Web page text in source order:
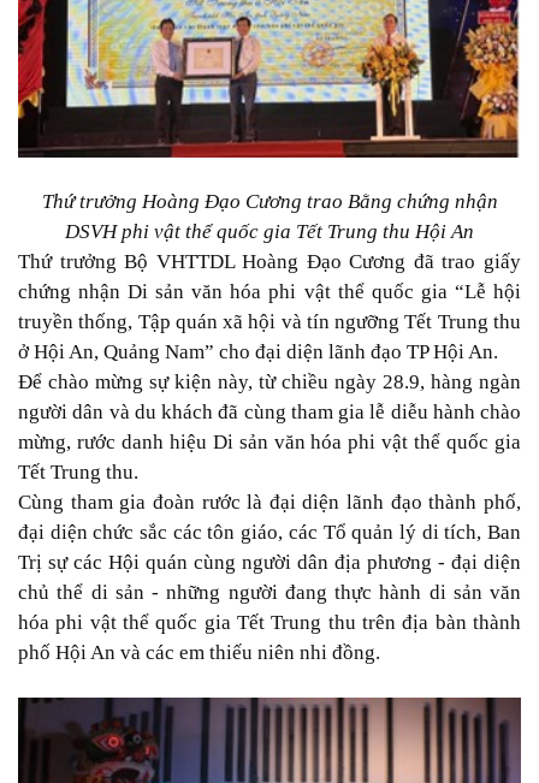
Thứ trưởng Hoàng Đạo Cương trao Bằng chứng nhận
DSVH phi vật thể quốc gia Tết Trung thu Hội An
Thứ trưởng Bộ VHTTDL Hoàng Đạo Cương đã trao giấy
chứng nhận Di sản văn hóa phi vật thể quốc gia “Lễ hội
truyền thống, Tập quán xã hội và tín ngưỡng Tết Trung thu
ở Hội An, Quảng Nam” cho đại diện lãnh đạo TP Hội An.
Để chào mừng sự kiện này, từ chiều ngày 28.9, hàng ngàn
người dân và du khách đã cùng tham gia lễ diễu hành chào
mừng, rước danh hiệu Di sản văn hóa phi vật thể quốc gia
Tết Trung thu.
Cùng tham gia đoàn rước là đại diện lãnh đạo thành phố,
đại diện chức sắc các tôn giáo, các Tổ quản lý di tích, Ban
Trị sự các Hội quán cùng người dân địa phương - đại diện
chủ thể di sản - những người đang thực hành di sản văn
hóa phi vật thể quốc gia Tết Trung thu trên địa bàn thành
phố Hội An và các em thiếu niên nhi đồng.